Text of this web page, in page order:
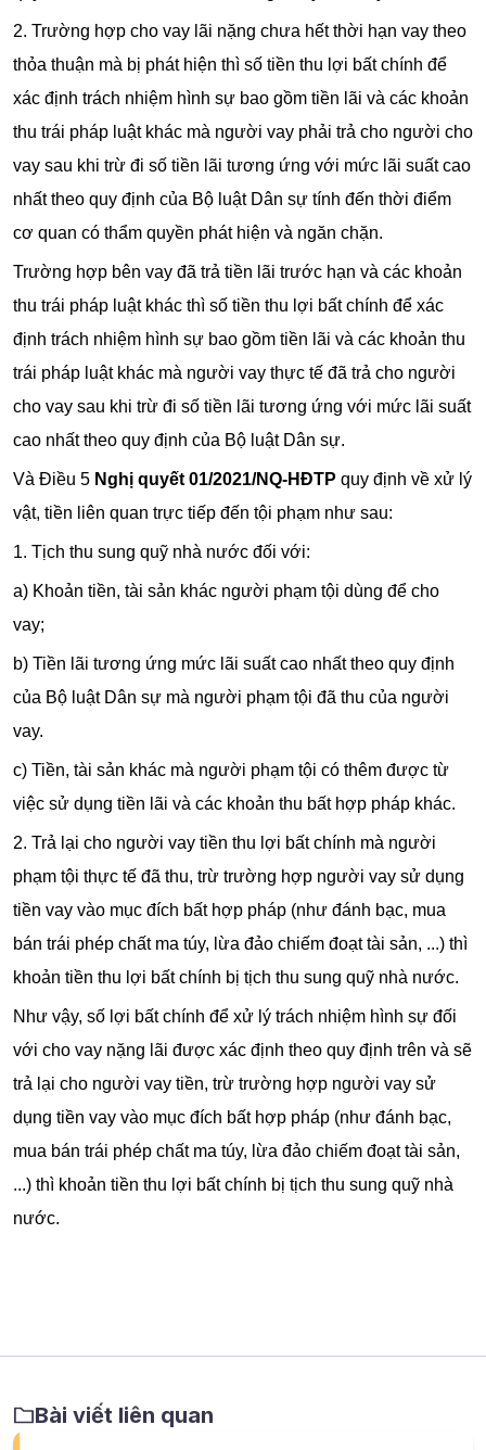
2. Trường hợp cho vay lãi nặng chưa hết thời hạn vay theo
thỏa thuận mà bị phát hiện thì số tiền thu lợi bất chính để
xác định trách nhiệm hình sự bao gồm tiền lãi và các khoản
thu trái pháp luật khác mà người vay phải trả cho người cho
vay sau khi trừ đi số tiền lãi tương ứng với mức lãi suất cao
nhất theo quy định của Bộ luật Dân sự tính đến thời điểm
cơ quan có thẩm quyền phát hiện và ngăn chặn.
Trường hợp bên vay đã trả tiền lãi trước hạn và các khoản
thu trái pháp luật khác thì số tiền thu lợi bất chính để xác
định trách nhiệm hình sự bao gồm tiền lãi và các khoản thu
trái pháp luật khác mà người vay thực tế đã trả cho người
cho vay sau khi trừ đi số tiền lãi tương ứng với mức lãi suất
cao nhất theo quy định của Bộ luật Dân sự.
Và Điều 5 Nghị quyết 01/2021/NQ-HĐTP quy định về xử lý
vật, tiền liên quan trực tiếp đến tội phạm như sau:
1. Tịch thu sung quỹ nhà nước đối với:
a) Khoản tiền, tài sản khác người phạm tội dùng để cho
vay;
b) Tiền lãi tương ứng mức lãi suất cao nhất theo quy định
của Bộ luật Dân sự mà người phạm tội đã thu của người
vay.
c) Tiền, tài sản khác mà người phạm tội có thêm được từ
việc sử dụng tiền lãi và các khoản thu bất hợp pháp khác.
2. Trả lại cho người vay tiền thu lợi bất chính mà người
phạm tội thực tế đã thu, trừ trường hợp người vay sử dụng
tiền vay vào mục đích bất hợp pháp (như đánh bạc, mua
bán trái phép chất ma túy, lừa đảo chiếm đoạt tài sản, ...) thì
khoản tiền thu lợi bất chính bị tịch thu sung quỹ nhà nước.
Như vậy, số lợi bất chính để xử lý trách nhiệm hình sự đối
với cho vay nặng lãi được xác định theo quy định trên và sẽ
trả lại cho người vay tiền, trừ trường hợp người vay sử
dụng tiền vay vào mục đích bất hợp pháp (như đánh bạc,
mua bán trái phép chất ma túy, lừa đảo chiếm đoạt tài sản,
...) thì khoản tiền thu lợi bất chính bị tịch thu sung quỹ nhà
nước.
Bài viết liên quan